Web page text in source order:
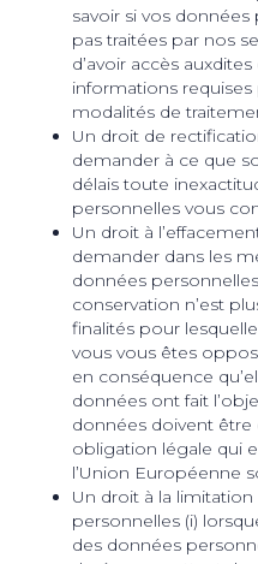
savoir si vos
pas traitées par nos
d’avoir accès
informations
modalités de
Un droit de
demander à ce que
délais toute
personnelles vous
Un droit à
demander dans les
données
conservation n’est
finalités pour
vous vous êtes
en conséquence
données ont fait
données doivent
obligation légale qui
l’Union Européenne
Un droit à la
personnelles (i)
des données